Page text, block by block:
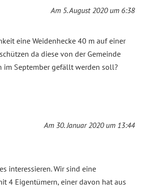
Am 5. August 2020 um 6:38
eine Weidenhecke 40 m auf einer
da diese von der Gemeinde
im September gefällt werden soll?
Am 30. Januar 2020 um 13:44
interessieren. Wir sind eine
4 Eigentümern, einer davon hat aus